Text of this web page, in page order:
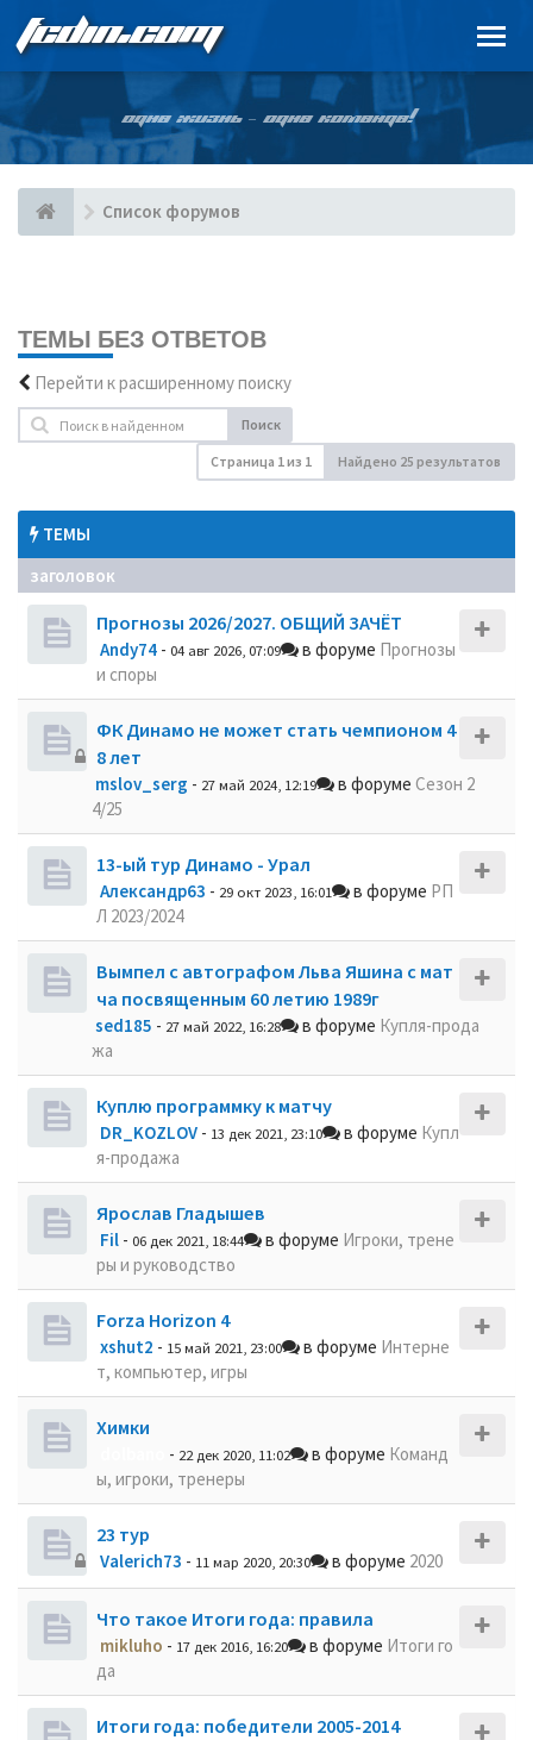
FCDIN.COM
ОДНА ЖИЗНЬ – ОДНА КОМАНДА!
Список форумов
ТЕМЫ БЕЗ ОТВЕТОВ
Перейти к расширенному поиску
Поиск
Страница 1из 1 Найдено 25 результатов
ТЕМЫ
заголовок
Прогнозы 2026/2027. ОБЩИЙ ЗАЧЁТ
Andy74 - 04 авг 2026, 07:09 в форуме Прогнозы
и споры
ФК Динамо не может стать чемпионом 4
8 лет
mslov_serg - 27 май 2024, 12:19 в форуме Сезон 2
4/25
13-ый тур Динамо - Урал
Александр63 - 29 окт 2023, 16:01 в форуме РП
Л 2023/2024
Вымпел с автографом Льва Яшина с мат
ча посвященным 60 летию 1989г
sed185 - 27 май 2022, 16:28 в форуме Купля-прода
жа
Куплю программку к матчу
DR_KOZLOV - 13 дек 2021, 23:10 в форуме Купл
я-продажа
Ярослав Гладышев
Fil - 06 дек 2021, 18:44 в форуме Игроки, трене
ры и руководство
Forza Horizon 4
xshut2 - 15 май 2021, 23:00 в форуме Интерне
т, компьютер, игры
Химки
- 22 дек 2020, 11:02 в форуме Команд
ы, игроки, тренеры
23 тур
Valerich73 - 11 мар 2020, 20:30 в форуме 2020
Что такое Итоги года: правила
mikluho - 17 дек 2016, 16:20 в форуме Итоги го
да
Итоги года: победители 2005-2014